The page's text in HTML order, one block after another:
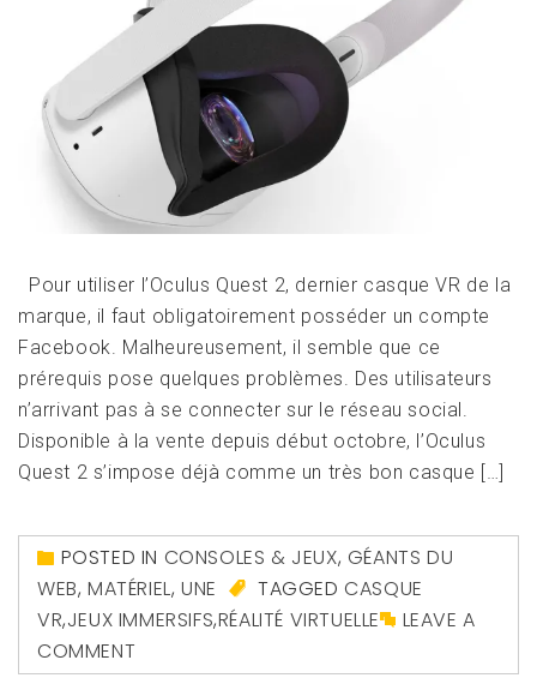
Pour utiliser l’Oculus Quest 2, dernier casque VR de la
marque, il faut obligatoirement posséder un compte
Facebook. Malheureusement, il semble que ce
prérequis pose quelques problèmes. Des utilisateurs
n’arrivant pas à se connecter sur le réseau social.
Disponible à la vente depuis début octobre, l’Oculus
Quest 2 s’impose déjà comme un très bon casque […]
POSTED IN CONSOLES & JEUX, GÉANTS DU
WEB,MATÉRIEL,UNE TAGGEDCASQUE
VR,JEUX IMMERSIFS,RÉALITÉ VIRTUELLE
LEAVE A
COMMENT